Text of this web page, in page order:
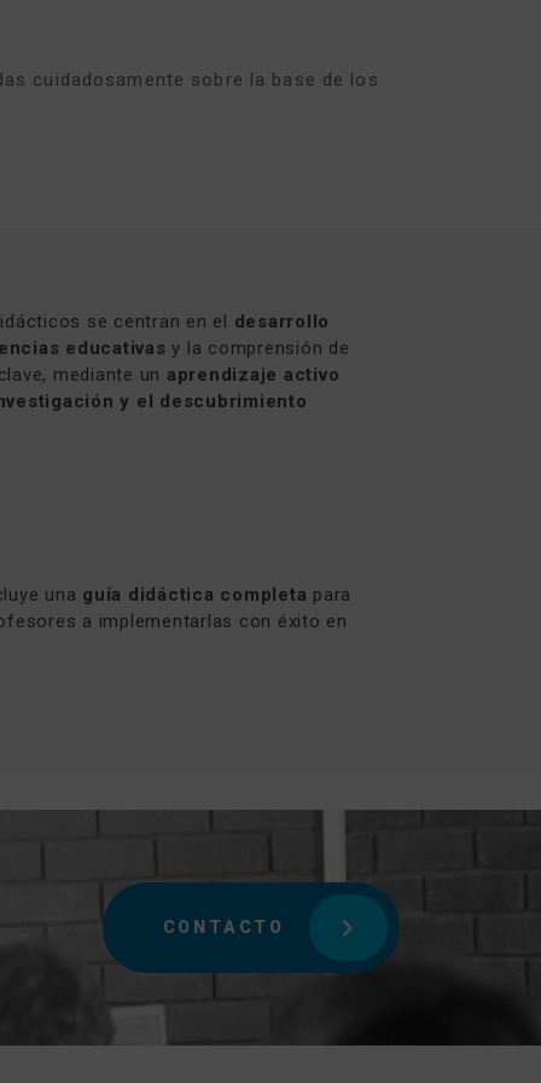
cuidadosamente sobre la base de los
se centran en el desarrollo
educativas y la comprensión de
mediante un aprendizaje activo
y el descubrimiento
una guía didáctica completa para
a implementarlas con éxito en
CONTACTO